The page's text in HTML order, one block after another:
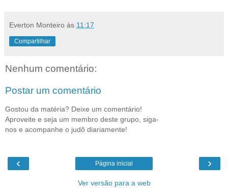
Everton Monteiro às 11:17
Compartilhar
Nenhum comentário:
Postar um comentário
Gostou da matéria? Deixe um comentário!
Aproveite e seja um membro deste grupo, siga-
nos e acompanhe o judô diariamente!
‹ ›
Página inicial
Ver versão para a web